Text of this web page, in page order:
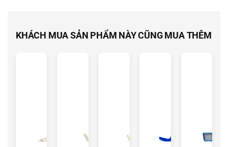
KHÁCH MUA SẢN PHẨM NÀY CŨNG MUA THÊM